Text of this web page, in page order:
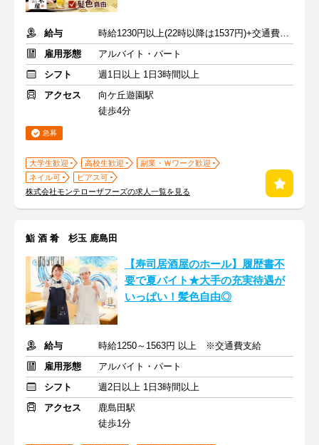
給与
時給1230円以上(22時以降は1537円)+交通費規定内支給
雇用形態
アルバイト・パート
シフト
週1日以上 1日3時間以上
アクセス
向ケ丘遊園駅
徒歩4分
急募
大学生歓迎 高校生歓迎
副業・Ｗワーク歓迎
ネイル可
ピアス可
株式会社モンテローザフーズの求人一覧を見る
鮨 酒 肴 杉玉 鹿島田
【寿司居酒屋のホール】履歴書不
要で夏バイト★大手の充実待遇が
いっぱい！髪色自由◎
給与
時給1250～1563円 以上 ※交通費支給
雇用形態
アルバイト・パート
シフト
週2日以上 1日3時間以上
アクセス
鹿島田駅
徒歩1分